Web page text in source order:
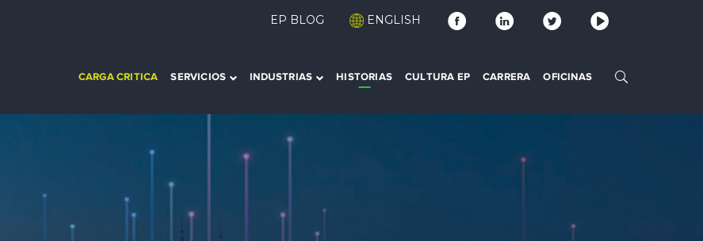
EP BLOG ENGLISH
CARGA CRITICA SERVICIOS INDUSTRIAS HISTORIAS CULTURA EP CARRERA OFICINAS